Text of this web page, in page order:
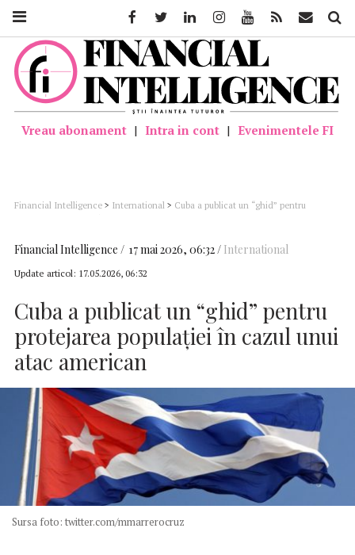
Vreau abonament | Intra in cont | Evenimentele FI
Financial Intelligence > International > Cuba a publicat un “ghid” pentru
Financial Intelligence 17 mai 2026, 06:32 International
Update articol: 17.05.2026, 06:32
Cuba a publicat un “ghid” pentru
protejarea populaţiei în cazul unui
atac american
Sursa foto: twitter.com/mmarrerocruz
FacebookTwitter LinkedinInstagramYoutube Feed Mail